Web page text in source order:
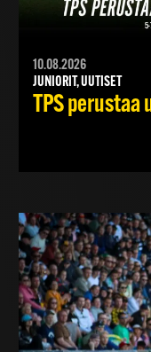
10.08.2026
JUNIORIT, UUTISET
TPS